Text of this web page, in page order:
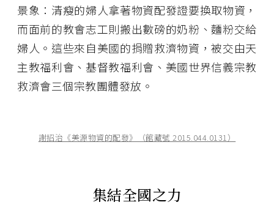
景象：清瘦的婦人拿著物資配發證要換取物資，
而面前的教會志工則搬出數磅的奶粉、麵粉交給
婦人。這些來自美國的捐贈救濟物資，被交由天
主教福利會、基督教福利會、美國世界信義宗教
救濟會三個宗教團體發放。
謝招治《美源物資的配發》（館藏號 2015.044.0131）
集結全國之力